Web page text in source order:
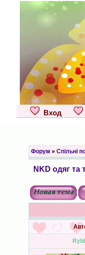
Вход
Форум » Спільні
NKD одяг та